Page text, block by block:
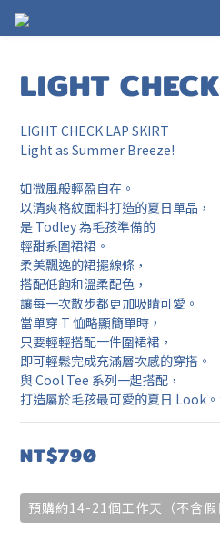
LIGHT
LIGHT CHECK LAP SKIRT
Light as Summer Breeze!
如微風般輕盈自在。
以清爽格紋面料打造的夏日單品，
是 Todley 為毛孩準備的
輕甜系圍裙裙。
柔美飄逸的裙擺線條，
搭配低飽和溫柔配色，
讓每一次散步都更加吸睛可愛。
當單穿 T 恤略顯簡單時，
只要輕輕搭配一件圍裙裙，
即可輕鬆完成充滿層次感的穿搭。
與 Cool Tee 系列一起搭配，
打造屬於毛孩最可愛的夏日 Look。
NT$790
預購約14-21個工作天（不含假